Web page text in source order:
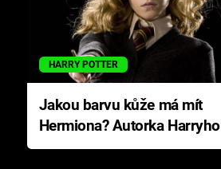
HARRY POTTER
Jakou barvu kůže má mít
Hermiona? Autorka Harryho
Pottera přišla s ráznou